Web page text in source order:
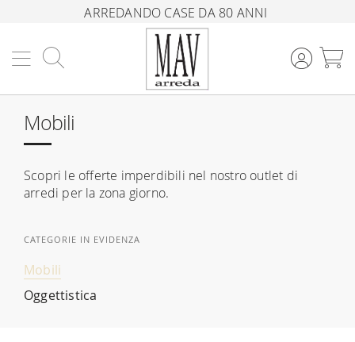
ARREDANDO CASE DA 80 ANNI
Mobili
Scopri le offerte imperdibili nel nostro outlet di
arredi per la zona giorno.
CATEGORIE IN EVIDENZA
Mobili
Oggettistica